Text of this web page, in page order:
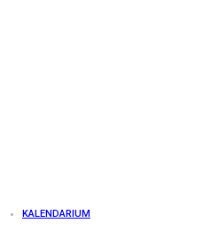
KALENDARIUM